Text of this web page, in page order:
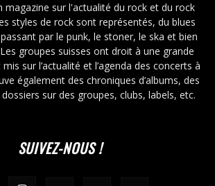
magazine sur l'actualité du rock et du rock
styles de rock sont représentés, du blues
par le punk, le stoner, le ska et bien
groupes suisses ont droit à une grande
mis sur l’actualité et l’agenda des concerts à
également des chroniques d’albums, des
sur des groupes, clubs, labels, etc.
SUIVEZ-NOUS !